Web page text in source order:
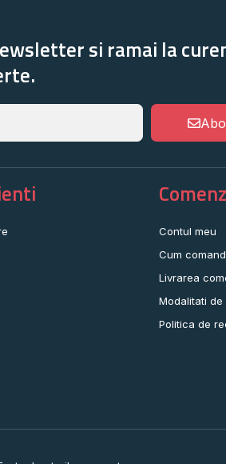
si ramai la
Contul meu
Cum
Livrarea
Modalitati de
Politica de